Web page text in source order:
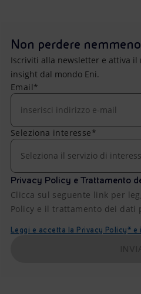
Non perdere
Iscriviti alla newsletter e attiva
insight dal mondo Eni.
Email*
Seleziona interesse*
Seleziona il servizio di
Privacy Policy e Trattamento
Clicca sul seguente link per
Policy e il trattamento dei dati
Leggi e accetta la Privacy Policy*